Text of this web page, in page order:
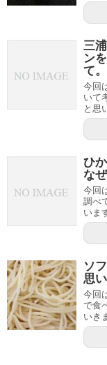
三
ン
て。
今回
いて
と思
ひ
な
今回
調べ
いま
ソ
思
今回
で食
いき